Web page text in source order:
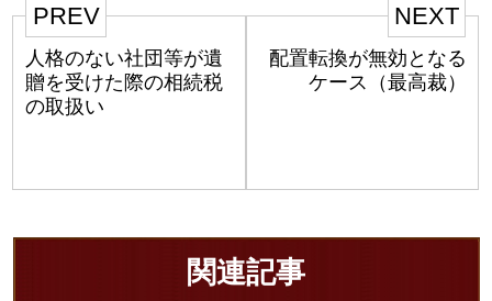
PREV
人格のない社団等が遺
贈を受けた際の相続税
の取扱い
NEXT
配置転換が無効となる
ケース（最高裁）
関連記事